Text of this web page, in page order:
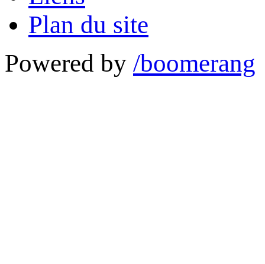
Plan du site
Powered by /boomerang